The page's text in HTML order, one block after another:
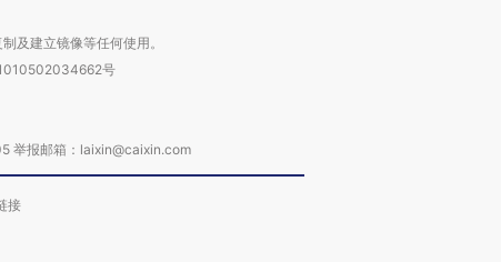
及建立镜像等任何使用。
号
举报邮箱：laixin@caixin.com
接